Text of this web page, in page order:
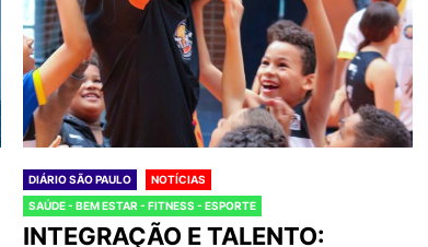
DIÁRIO SÃO PAULO
NOTÍCIAS
SAÚDE - BEM ESTAR - FITNESS - ESPORTE
INTEGRAÇÃO E TALENTO: